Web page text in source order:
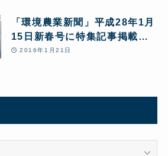
「環境農業新聞」平成28年1月
15日新春号に特集記事掲載
年の初めは恒例の新春ホメオパ
2016年1月21日